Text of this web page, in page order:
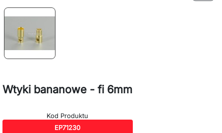
Wtyki bananowe - fi 6mm
Kod Produktu
EP71230